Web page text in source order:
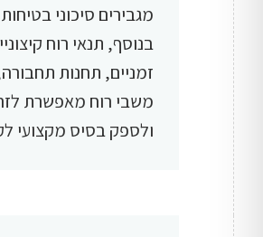
מגבירים סיכוני
בנוסף, תנאי רוח
זמניים, תחנות
משבי רוח מאפשרת
ולספק בסיס מקצועי